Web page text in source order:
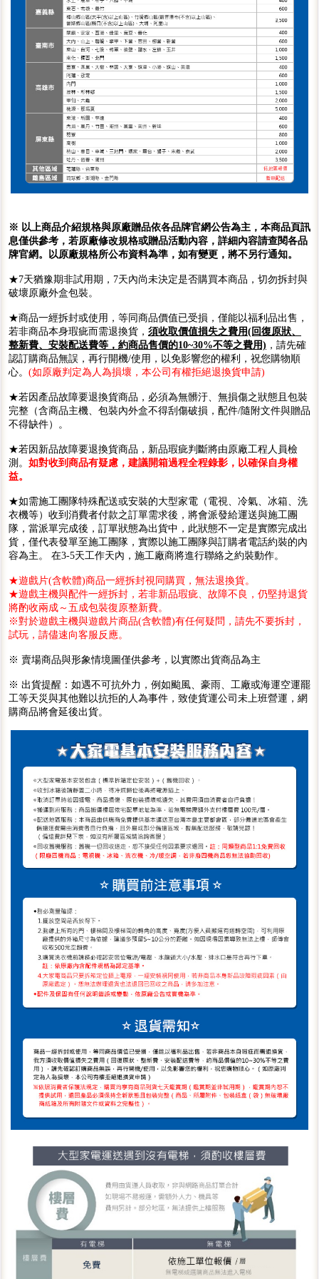
※ 以上商品介紹規格與原廠贈品依各品牌官網公告為主，本商品頁訊
息僅供參考，若原廠修改規格或贈品活動內容，詳細內容請查閱各品
牌官網。以原廠規格所公布資料為準，如有變更，將不另行通知。
★7天猶豫期非試用期，7天內尚未決定是否購買本商品，切勿拆封與
破壞原廠外盒包裝。
★商品一經拆封或使用，等同商品價值已受損，僅能以福利品出售，
若非商品本身瑕疵而需退換貨， 須收取價值損失之費用(回復原狀、
整新費、安裝配送費等，約商品售價的10~30%不等之費用) ，請先確
認訂購商品無誤，再行開機/使用，以免影響您的權利，祝您購物順
心。 (如原廠判定為人為損壞，本公司有權拒絕退換貨申請)
★若因產品故障要退換貨商品，必須為無髒汙、無損傷之狀態且包裝
完整（含商品主機、包裝內外盒不得刮傷破損，配件/隨附文件與贈品
不得缺件）。
★若因新品故障要退換貨商品，新品瑕疵判斷將由原廠工程人員檢
測。 如對收到商品有疑慮，建議開箱過程全程錄影，以確保自身權
益。
★如需施工團隊特殊配送或安裝的大型家電（電視、冷氣、冰箱、洗
衣機等）收到消費者付款之訂單需求後，將會派發給運送與施工團
隊，當派單完成後，訂單狀態為出貨中，此狀態不一定是實際完成出
貨，僅代表發單至施工團隊，實際以施工團隊與訂購者電話約裝的內
容為主。 在3-5天工作天內，施工廠商將進行聯絡之約裝動作。
★遊戲片(含軟體)商品一經拆封視同購買，無法退換貨。
★遊戲主機與配件一經拆封，若非新品瑕疵、故障不良，仍堅持退貨
將酌收兩成～五成包裝復原整新費。
※對於遊戲主機與遊戲片商品(含軟體)有任何疑問，請先不要拆封，
試玩，請儘速向客服反應。
※ 賣場商品與形象情境圖僅供參考，以實際出貨商品為主
※ 出貨提醒：如遇不可抗外力，例如颱風、豪雨、工廠或海運空運罷
工等天災與其他難以抗拒的人為事件，致使貨運公司未上班營運，網
購商品將會延後出貨。